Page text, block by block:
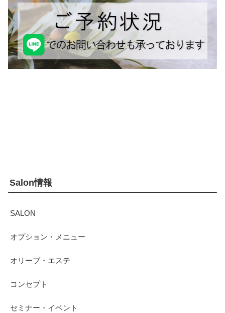
Salon情報
SALON
オプション・メニュー
オリーブ・エステ
コンセプト
セミナー・イベント